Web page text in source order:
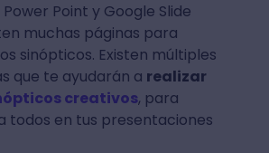
Point y Google Slide
muchas páginas para
sinópticos. Existen múltiples
que te ayudarán a realizar
creativos, para
todos en tus presentaciones